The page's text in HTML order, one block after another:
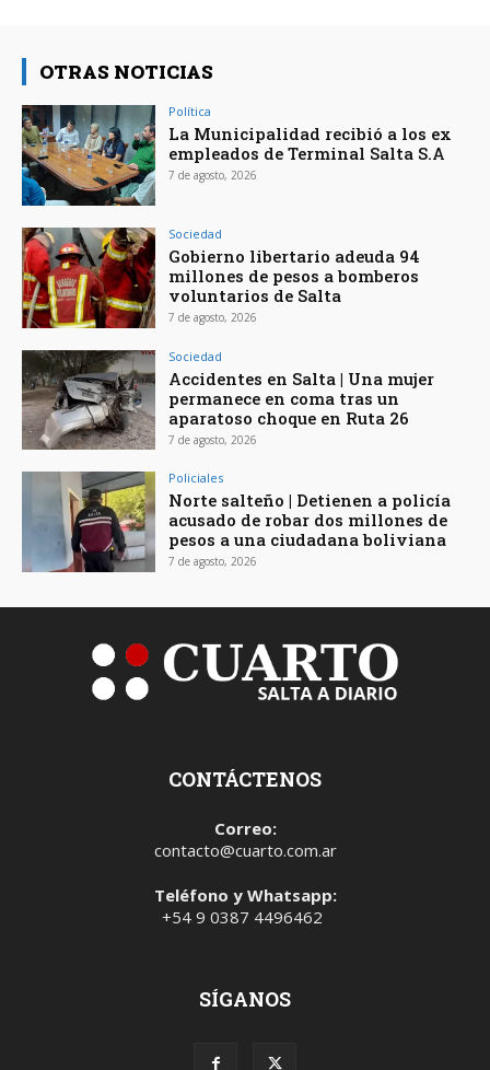
OTRAS NOTICIAS
Política
La Municipalidad recibió a los ex
empleados de Terminal Salta S.A
7 de agosto, 2026
Sociedad
Gobierno libertario adeuda 94
millones de pesos a bomberos
voluntarios de Salta
7 de agosto, 2026
Sociedad
Accidentes en Salta | Una mujer
permanece en coma tras un
aparatoso choque en Ruta 26
7 de agosto, 2026
Policiales
Norte salteño | Detienen a policía
acusado de robar dos millones de
pesos a una ciudadana boliviana
7 de agosto, 2026
CONTÁCTENOS
Correo:
contacto@cuarto.com.ar
Teléfono y Whatsapp:
+54 9 0387 4496462
SÍGANOS